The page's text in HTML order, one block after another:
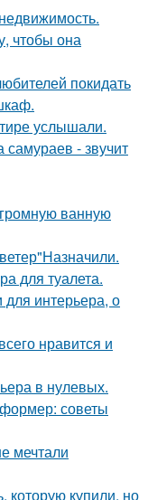
чтобы она
покидать
услышали.
- звучит
ванную
для туалета.
интерьера, о
нравится и
в нулевых.
советы
мечтали
которую купили, но